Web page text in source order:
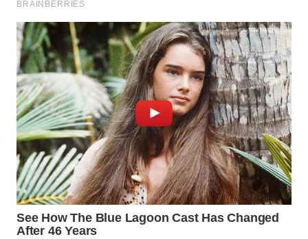
ID
WAHANANEWS
CO ID
WAHANANEWS
NET
WAHANA
SPORT
WAHANA